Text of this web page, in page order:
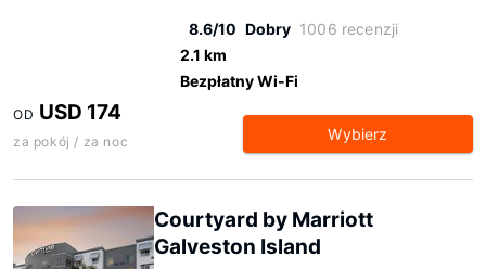
8.6/10 Dobry 1006 recenzji
2.1 km
Bezpłatny Wi-Fi
OD USD 174
za pokój / za noc Wybierz
Courtyard by Marriott
Galveston Island